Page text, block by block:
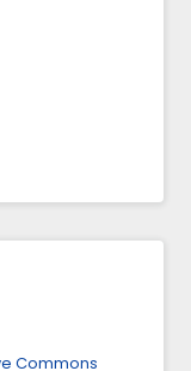
Commons